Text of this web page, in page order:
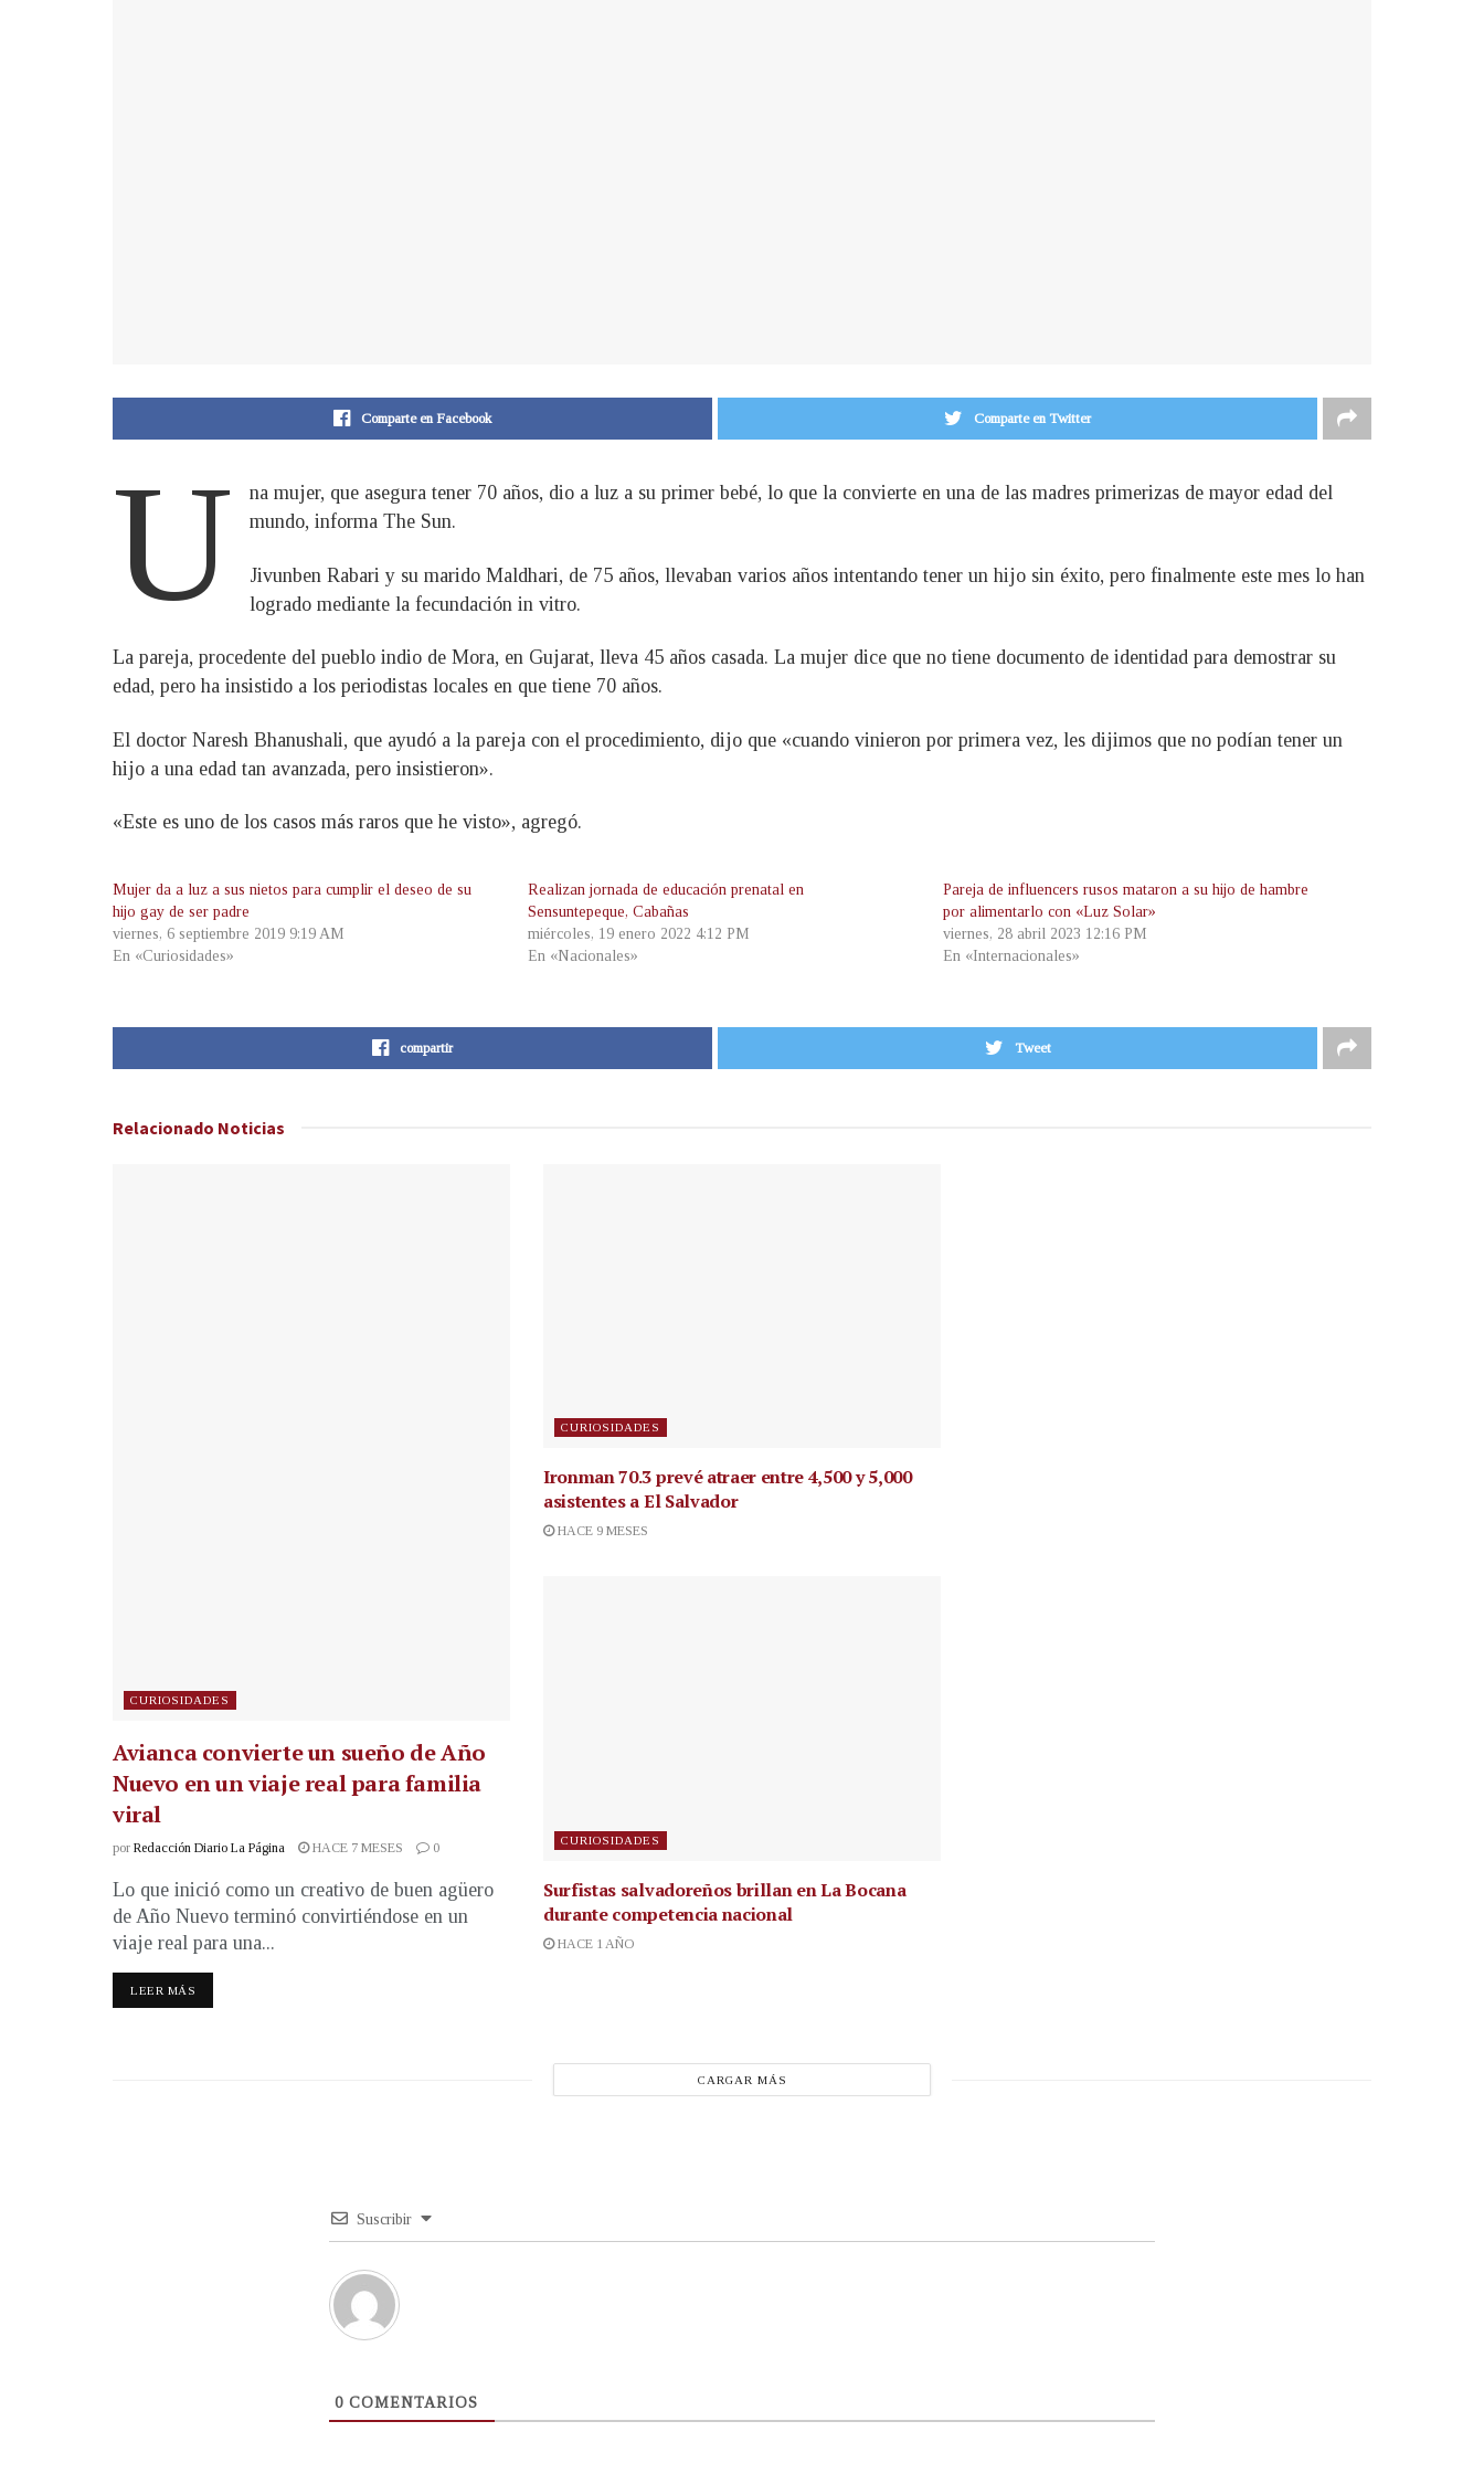
Comparte en Facebook Comparte en Twitter
U
na mujer, que asegura tener 70 años, dio a luz a su primer bebé, lo que la convierte en una de las madres primerizas de mayor edad del
mundo, informa The Sun.
Jivunben Rabari y su marido Maldhari, de 75 años, llevaban varios años intentando tener un hijo sin éxito, pero finalmente este mes lo han
logrado mediante la fecundación in vitro.
La pareja, procedente del pueblo indio de Mora, en Gujarat, lleva 45 años casada. La mujer dice que no tiene documento de identidad para demostrar su
edad, pero ha insistido a los periodistas locales en que tiene 70 años.
El doctor Naresh Bhanushali, que ayudó a la pareja con el procedimiento, dijo que «cuando vinieron por primera vez, les dijimos que no podían tener un
hijo a una edad tan avanzada, pero insistieron».
«Este es uno de los casos más raros que he visto», agregó.
Mujer da a luz a sus nietos para cumplir el deseo de su
hijo gay de ser padre
viernes, 6 septiembre 2019 9:19 AM
En «Curiosidades»
Realizan jornada de educación prenatal en
Sensuntepeque, Cabañas
miércoles, 19 enero 2022 4:12 PM
En «Nacionales»
Pareja de influencers rusos mataron a su hijo de hambre
por alimentarlo con «Luz Solar»
viernes, 28 abril 2023 12:16 PM
En «Internacionales»
compartir Tweet
Relacionado Noticias
CURIOSIDADES
Avianca convierte un sueño de Año
Nuevo en un viaje real para familia
viral
por Redacción Diario La Página HACE 7 MESES 0
Lo que inició como un creativo de buen agüero
de Año Nuevo terminó convirtiéndose en un
viaje real para una...
LEER MÁS
CURIOSIDADES
Ironman 70.3 prevé atraer entre 4,500 y 5,000
asistentes a El Salvador
HACE 9 MESES
CURIOSIDADES
Surfistas salvadoreños brillan en La Bocana
durante competencia nacional
HACE 1 AÑO
CARGAR MÁS
Suscribir
0 COMENTARIOS